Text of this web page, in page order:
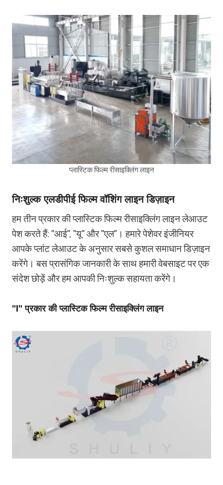
प्लास्टिक फिल्म रीसाइक्लिंग लाइन
निःशुल्क एलडीपीई फिल्म वॉशिंग लाइन डिज़ाइन
हम तीन प्रकार की प्लास्टिक फिल्म रीसाइक्लिंग लाइन लेआउट
पेश करते हैं: "आई", "यू" और "एल"। हमारे पेशेवर इंजीनियर
आपके प्लांट लेआउट के अनुसार सबसे कुशल समाधान डिज़ाइन
करेंगे। बस प्रासंगिक जानकारी के साथ हमारी वेबसाइट पर एक
संदेश छोड़ें और हम आपकी निःशुल्क सहायता करेंगे।
"I" प्रकार की प्लास्टिक फिल्म रीसाइक्लिंग लाइन